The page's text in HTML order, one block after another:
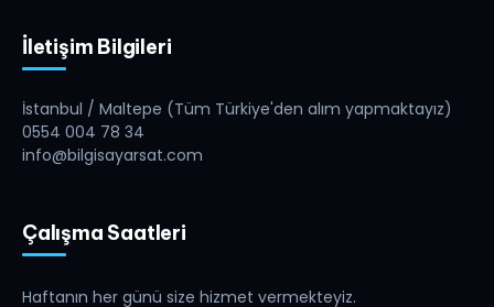
İletişim Bilgileri
İstanbul / Maltepe (Tüm Türkiye'den alım yapmaktayız)
0554 004 78 34
info@bilgisayarsat.com
Çalışma Saatleri
Haftanın her günü size hizmet vermekteyiz.